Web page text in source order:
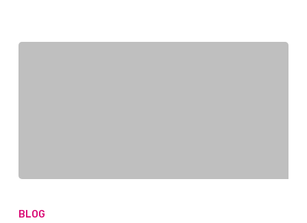
BLOG